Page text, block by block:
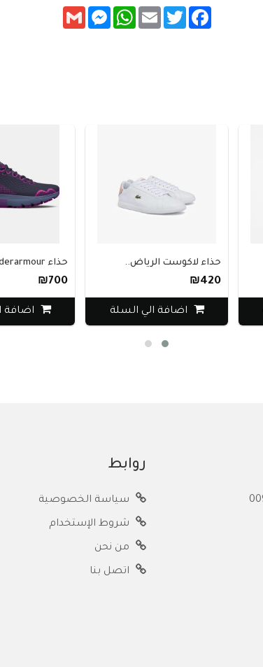
Facebook
Twitter
Email
WhatsApp
Messenger
Gmail
حذاء لاكوست الرياض..
₪420
اضافة الي السلة
حذاء underarmour ال..
₪700
اضافة
روابط
سياسة الخصوصية
شروط الإستخدام
من نحن
اتصل بنا